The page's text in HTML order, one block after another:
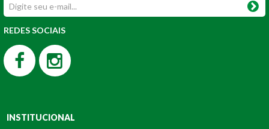
REDES SOCIAIS
INSTITUCIONAL